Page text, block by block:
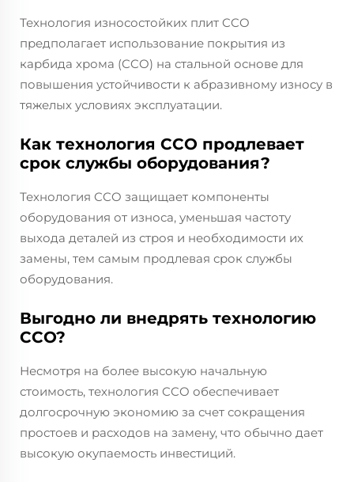
Технология износостойких плит CCO
предполагает использование покрытия из
карбида хрома (CCO) на стальной основе для
повышения устойчивости к абразивному износу в
тяжелых условиях эксплуатации.
Как технология CCO продлевает
срок службы оборудования?
Технология CCO защищает компоненты
оборудования от износа, уменьшая частоту
выхода деталей из строя и необходимости их
замены, тем самым продлевая срок службы
оборудования.
Выгодно ли внедрять технологию
CCO?
Несмотря на более высокую начальную
стоимость, технология CCO обеспечивает
долгосрочную экономию за счет сокращения
простоев и расходов на замену, что обычно дает
высокую окупаемость инвестиций.